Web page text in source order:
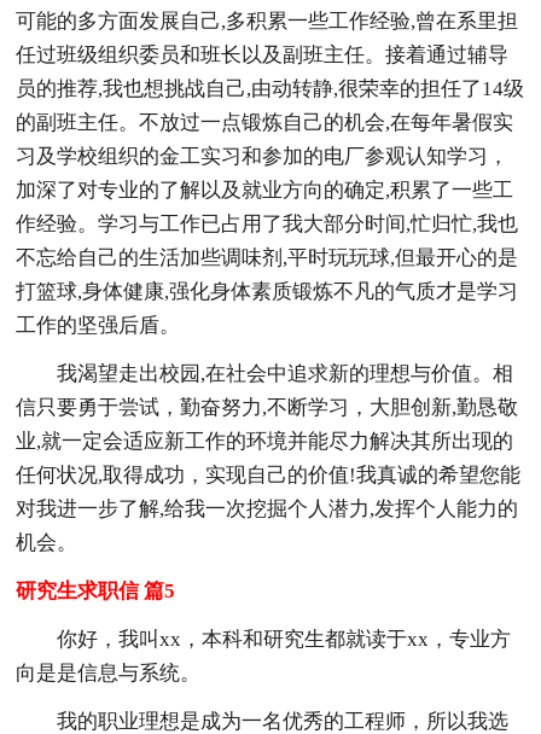
可能的多方面发展自己,多积累一些工作经验,曾在系里担
任过班级组织委员和班长以及副班主任。接着通过辅导
员的推荐,我也想挑战自己,由动转静,很荣幸的担任了14级
的副班主任。不放过一点锻炼自己的机会,在每年暑假实
习及学校组织的金工实习和参加的电厂参观认知学习，
加深了对专业的了解以及就业方向的确定,积累了一些工
作经验。学习与工作已占用了我大部分时间,忙归忙,我也
不忘给自己的生活加些调味剂,平时玩玩球,但最开心的是
打篮球,身体健康,强化身体素质锻炼不凡的气质才是学习
工作的坚强后盾。
我渴望走出校园,在社会中追求新的理想与价值。相
信只要勇于尝试，勤奋努力,不断学习，大胆创新,勤恳敬
业,就一定会适应新工作的环境并能尽力解决其所出现的
任何状况,取得成功，实现自己的价值!我真诚的希望您能
对我进一步了解,给我一次挖掘个人潜力,发挥个人能力的
机会。
研究生求职信 篇5
你好，我叫xx，本科和研究生都就读于xx，专业方
向是是信息与系统。
我的职业理想是成为一名优秀的工程师，所以我选